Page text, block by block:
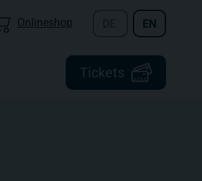
Tickets
Onlineshop EN